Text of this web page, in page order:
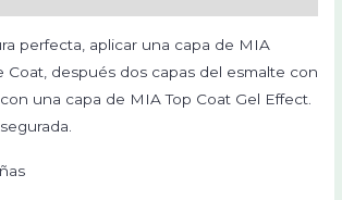
perfecta, aplicar una capa de MIA
Coat, después dos capas del esmalte con
una capa de MIA Top Coat Gel Effect.